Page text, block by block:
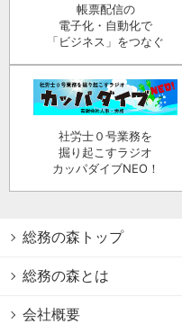
帳票配信の
電子化・自動化で
「ビジネス」をつなぐ
社労士０号業務を
掘り起こすラジオ
カッパダイブNEO！
総務の森トップ
総務の森とは
会社概要